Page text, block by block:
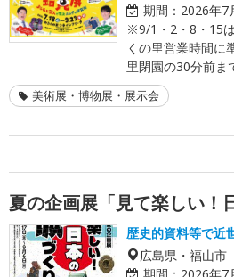
期間： 2026年7
※9/1・2・8・15
くの里営業時間に
里閉園の30分前ま
美術展・博物展・展示会
夏の企画展「見て楽しい！
歴史的資料等で近
広島県・福山市
期間： 2026年7